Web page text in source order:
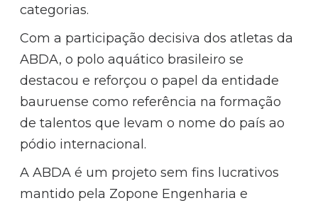
categorias.
Com a participação decisiva dos atletas da
ABDA, o polo aquático brasileiro se
destacou e reforçou o papel da entidade
bauruense como referência na formação
de talentos que levam o nome do país ao
pódio internacional.
A ABDA é um projeto sem fins lucrativos
mantido pela Zopone Engenharia e